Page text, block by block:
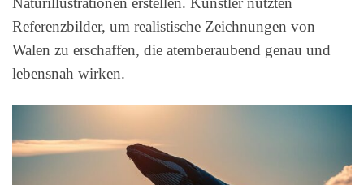
Referenzbilder, um realistische Zeichnungen von
Walen zu erschaffen, die atemberaubend genau und
lebensnah wirken.